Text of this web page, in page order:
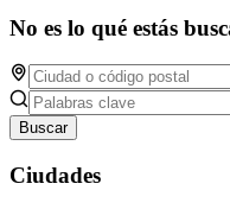
No es lo qué estás
Buscar
Ciudades